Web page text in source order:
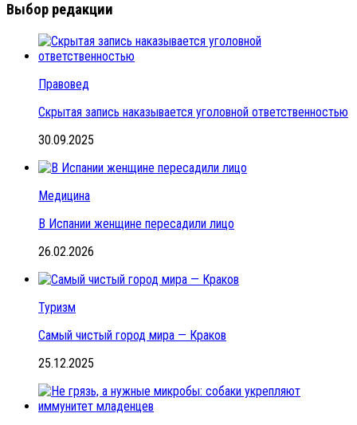
Выбор редакции
Правовед
Скрытая запись наказывается уголовной ответственностью
30.09.2025
Медицина
В Испании женщине пересадили лицо
26.02.2026
Туризм
Самый чистый город мира — Краков
25.12.2025